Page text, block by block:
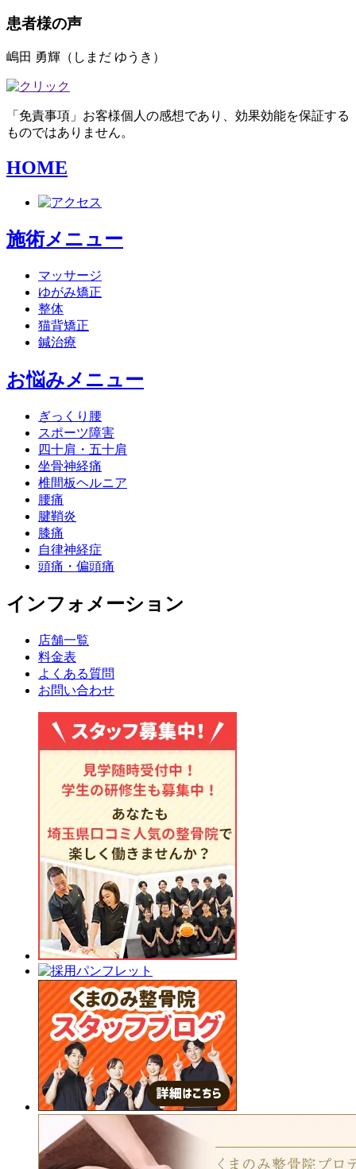
患者様の声
嶋田 勇輝（しまだ ゆうき）
「免責事項」お客様個人の感想であり、効果効能を保証する
ものではありません。
HOME
施術メニュー
マッサージ
ゆがみ矯正
整体
猫背矯正
鍼治療
お悩みメニュー
ぎっくり腰
スポーツ障害
四十肩・五十肩
坐骨神経痛
椎間板ヘルニア
腰痛
腱鞘炎
膝痛
自律神経症
頭痛・偏頭痛
インフォメーション
店舗一覧
料金表
よくある質問
お問い合わせ